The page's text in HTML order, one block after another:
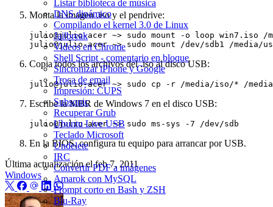
Listar biblioteca de música
DNS dinámico
Compilando el kernel 3.0 de Linux
Jailbreak
Videos en Chrome
Shell Script - comentario en bloque
Sincronizar iPhone y Google
Troca de email
Impresión: CUPS
Subsonic
Recuperar Grub
Ubuntu Live USB
Teclado Microsoft
Undelete
IRC
Convertir PDF a imágenes
Amarok con MySQL
Prompt corto en Bash y ZSH
Blu-Ray
Monta la imagen .iso y el pendrive:
Copia todos los archivos del .iso al disco USB:
Escribe la MBR de Windows 7 en el disco USB:
En la BIOS, configura tu equipo para arrancar por USB.
Última actualización elfeb 7, 2011
Windows